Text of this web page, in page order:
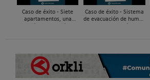
Caso de éxito - Siete
apartamentos, una
Caso de éxito - Sistema
de evacuación de humos